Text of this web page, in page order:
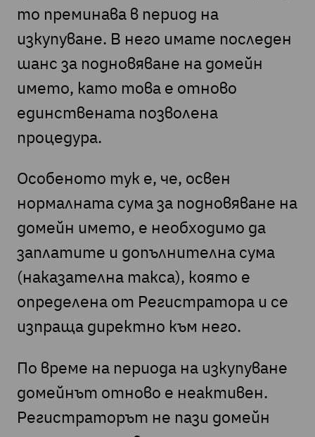
то преминава в период на
изкупуване. В него имате последен
шанс за подновяване на домейн
името, като това е отново
единствената позволена
процедура.
Особеното тук е, че, освен
нормалната сума за подновяване на
домейн името, е необходимо да
заплатите и допълнителна сума
(наказателна такса), която е
определена от Регистратора и се
изпраща директно към него.
По време на периода на изкупуване
домейнът отново е неактивен.
Регистраторът не пази домейн